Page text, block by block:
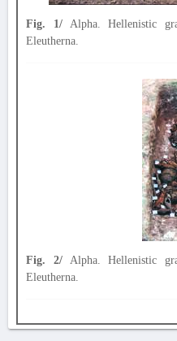
Fig. 1/Alpha. Hellenistic
Eleutherna.
Fig. 2/Alpha. Hellenistic
Eleutherna.